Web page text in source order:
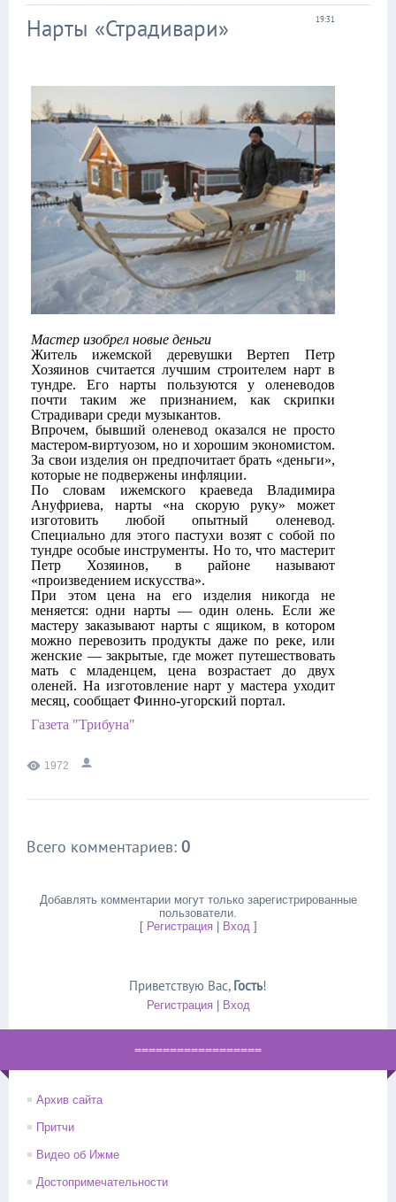
19:31
Нарты «Страдивари»
Мастер изобрел новые деньги
Житель ижемской деревушки Вертеп Петр
Хозяинов считается лучшим строителем нарт в
тундре. Его нарты пользуются у оленеводов
почти таким же признанием, как скрипки
Страдивари среди музыкантов.
Впрочем, бывший оленевод оказался не просто
мастером-виртуозом, но и хорошим экономистом.
За свои изделия он предпочитает брать «деньги»,
которые не подвержены инфляции.
По словам ижемского краеведа Владимира
Ануфриева, нарты «на скорую руку» может
изготовить любой опытный оленевод.
Специально для этого пастухи возят с собой по
тундре особые инструменты. Но то, что мастерит
Петр Хозяинов, в районе называют
«произведением искусства».
При этом цена на его изделия никогда не
меняется: одни нарты — один олень. Если же
мастеру заказывают нарты с ящиком, в котором
можно перевозить продукты даже по реке, или
женские — закрытые, где может путешествовать
мать с младенцем, цена возрастает до двух
оленей. На изготовление нарт у мастера уходит
месяц, сообщает Финно-угорский портал.
Газета "Трибуна"
1972
Всего комментариев: 0
Добавлять комментарии могут только зарегистрированные
пользователи.
[ Регистрация| Вход]
Приветствую Вас, Гость!
Регистрация| Вход
==================
Архив сайта
Притчи
Видео об Ижме
Достопримечательности